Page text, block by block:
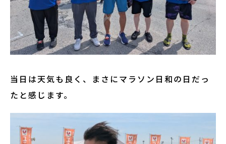
当日は天気も良く、まさにマラソン日和の日だっ
たと感じます。